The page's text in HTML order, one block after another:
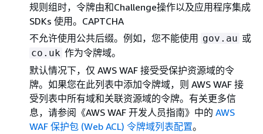
规则组时，令牌由和Challenge操作以及应用程序集成
SDKs 使用。CAPTCHA
不允许使用公共后缀。例如，您不能使用 gov.au 或
co.uk 作为令牌域。
默认情况下，仅 AWS WAF 接受受保护资源域的令
牌。如果您在此列表中添加令牌域，则 AWS WAF 接
受列表中所有域和关联资源域的令牌。有关更多信
息，请参阅《AWS WAF 开发人员指南》 中的 AWS
WAF 保护包 (Web ACL) 令牌域列表配置。